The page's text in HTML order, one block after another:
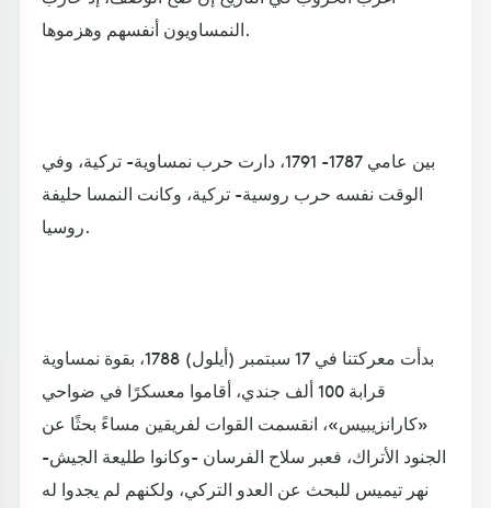
النمساويون أنفسهم وهزموها.
بين عامي 1787- 1791، دارت حرب نمساوية- تركية، وفي
الوقت نفسه حرب روسية- تركية، وكانت النمسا حليفة
روسيا.
بدأت معركتنا في 17 سبتمبر (أيلول) 1788، بقوة نمساوية
قرابة 100 ألف جندي، أقاموا معسكرًا في ضواحي
«كارانزيبيس»، انقسمت القوات لفريقين مساءً بحثًا عن
الجنود الأتراك، فعبر سلاح الفرسان -وكانوا طليعة الجيش-
نهر تيميس للبحث عن العدو التركي، ولكنهم لم يجدوا له